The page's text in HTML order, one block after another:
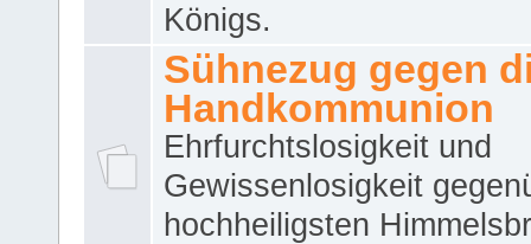
Königs.
Sühnezug gegen
Handkommunion
Ehrfurchtslosigkeit und
Gewissenlosigkeit
hochheiligsten